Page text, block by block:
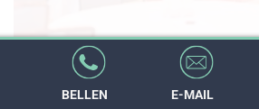
BELLEN E-MAIL